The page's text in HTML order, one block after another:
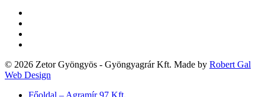
© 2026 Zetor Gyöngyös - Gyöngyagrár Kft. Made by Robert Gal
Web Design
Close